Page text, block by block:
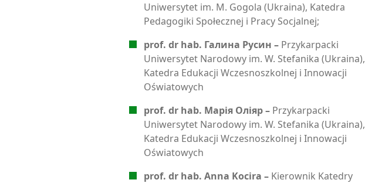
Uniwersytet im. M. Gogola (Ukraina), Katedra
Pedagogiki Społecznej i Pracy Socjalnej;
prof. dr hab. Галина Русин – Przykarpacki
Uniwersytet Narodowy im. W. Stefanika (Ukraina),
Katedra Edukacji Wczesnoszkolnej i Innowacji
Oświatowych
prof. dr hab. Марія Оліяр – Przykarpacki
Uniwersytet Narodowy im. W. Stefanika (Ukraina),
Katedra Edukacji Wczesnoszkolnej i Innowacji
Oświatowych
prof. dr hab. Anna Kocira – Kierownik Katedry